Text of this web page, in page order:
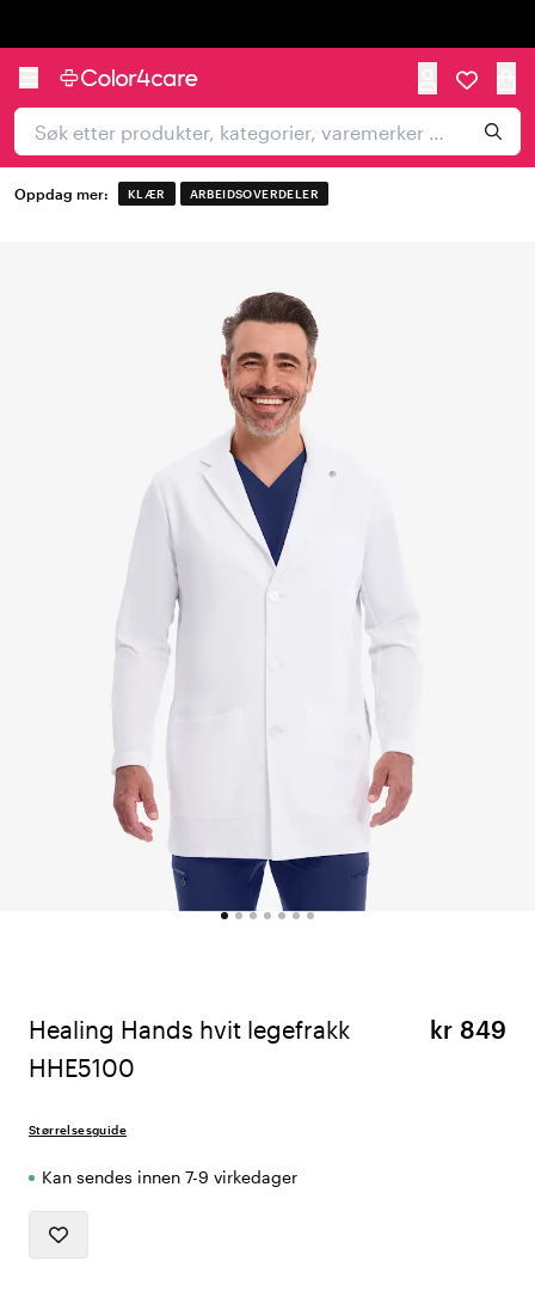
Oppdag mer: KLÆR ARBEIDSOVERDELER
Healing Hands hvit legefrakk
HHE5100
kr 849
Størrelsesguide
Kan sendes innen 7-9 virkedager